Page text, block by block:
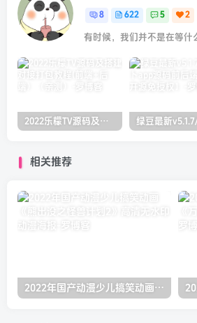
8 622 5 2
2022乐檬TV源码及搭建对接打包教程(前端+后端）（亲测）
相关推荐
2022年国产动漫少儿搞笑动画《熊出没之怪兽计划2》高清无水印动漫海报